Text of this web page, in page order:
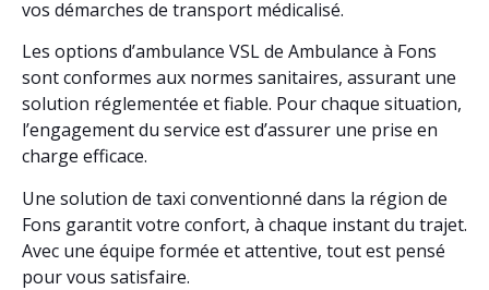
vos démarches de transport médicalisé.
Les options d’ambulance VSL de Ambulance à Fons
sont conformes aux normes sanitaires, assurant une
solution réglementée et fiable. Pour chaque situation,
l’engagement du service est d’assurer une prise en
charge efficace.
Une solution de taxi conventionné dans la région de
Fons garantit votre confort, à chaque instant du trajet.
Avec une équipe formée et attentive, tout est pensé
pour vous satisfaire.